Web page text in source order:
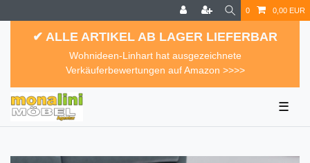
0 0,00 EUR
✔ ALLE ARTIKEL AB LAGER LIEFERBAR
Wohnideen-Linhart hat ausgezeichnete
Verkäuferbewertungen auf Amazon >>>>
☰